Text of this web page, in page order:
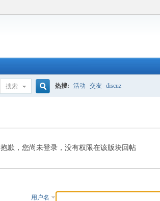
搜索
索
热搜: 活动 交友 discuz
抱歉，您尚未登录，没有权限在该版块回帖
用户名